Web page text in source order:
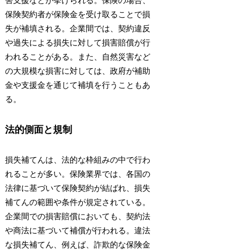
保険契約者が保険金を受け取ることで損
失が補填される。企業間では、契約違反
や過失による損失に対して損害賠償が行
われることがある。また、自然災害など
の大規模な損害に対しては、政府が補助
金や支援金を通じて補填を行うこともあ
る。
法的側面と規制
損失補てんは、法的な枠組みの中で行わ
れることが多い。保険業界では、各国の
法律に基づいて保険契約が結ばれ、損失
補てんの範囲や条件が規定されている。
企業間での損害賠償においても、契約法
や商法に基づいて補償が行われる。違法
な損失補てん、例えば、詐欺的な保険金